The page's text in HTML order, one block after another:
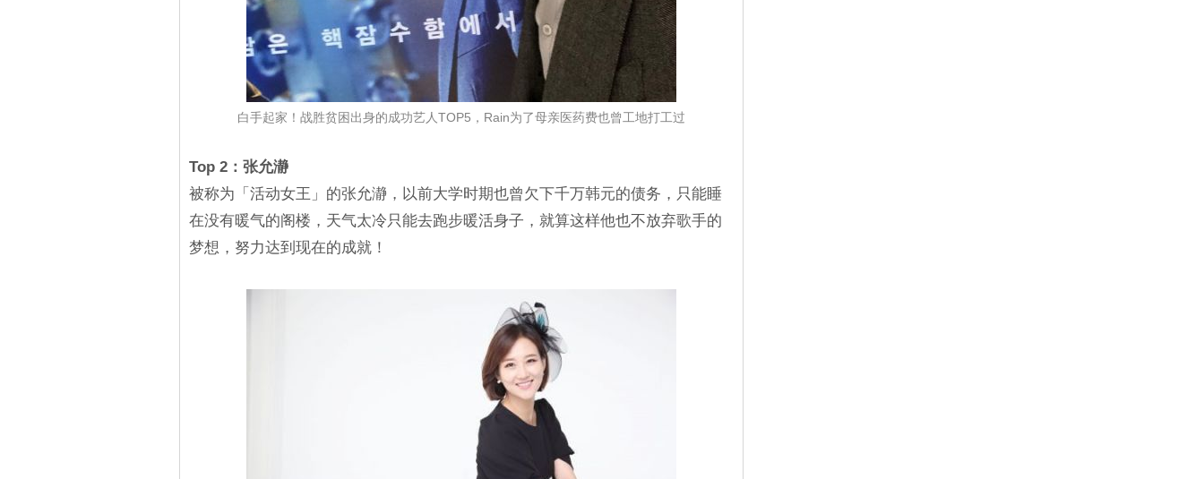
白手起家！战胜贫困出身的成功艺人TOP5，Rain为了母亲医药费也曾工地打工过
Top 2：张允瀞
被称为「活动女王」的张允瀞，以前大学时期也曾欠下千万韩元的债务，只能睡
在没有暖气的阁楼，天气太冷只能去跑步暖活身子，就算这样他也不放弃歌手的
梦想，努力达到现在的成就！